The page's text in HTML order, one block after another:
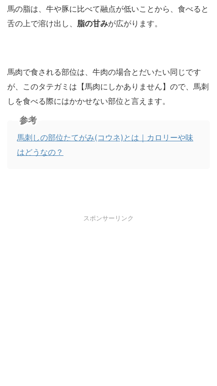
馬の脂は、牛や豚に比べて融点が低いことから、食べると
舌の上で溶け出し、 脂の甘みが広がります。
馬肉で食される部位は、牛肉の場合とだいたい同じです
が、このタテガミは【馬肉にしかありません】ので、馬刺
しを食べる際にはかかせない部位と言えます。
参考
馬刺しの部位たてがみ(コウネ)とは｜カロリーや味
はどうなの？
スポンサーリンク